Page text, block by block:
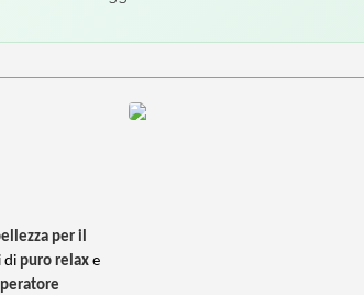
per il
di puro relax e